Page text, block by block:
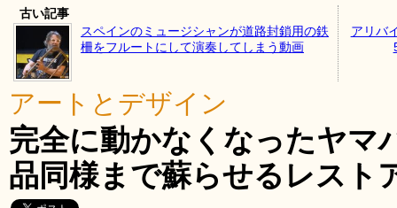
古い記事
スペインのミュージシャンが道路封鎖用の鉄
柵をフルートにして演奏してしまう動画
アリバ
アートとデザイン
完全に動かなくなったヤマ
品同様まで蘇らせるレスト